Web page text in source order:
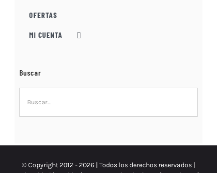
OFERTAS
MI CUENTA
Buscar
© Copyright 2012 -2026 | Todos los derechos reservados |